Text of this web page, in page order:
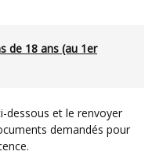
demandés pour